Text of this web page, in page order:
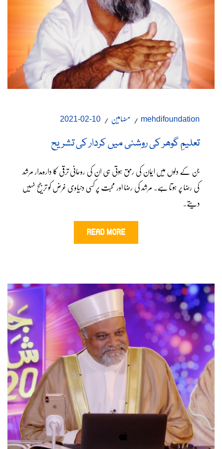
mehdifoundation مضامین 10-02-2021
تعلیمِ گوھر کی روشنی میں کردار کی تشریح
جن کے دلوں میں ایمان کی رمق ہوتی ہی ان کی روحانی ترقی کا دارومدار مرشد
کی رضا پر ہوتا ہے۔ مرشد کی رضا اور محبت پر کسی دنیاوی غرض کو ترجیح نہیں
دیتے۔
READ MORE